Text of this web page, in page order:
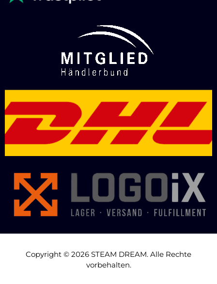
Copyright © 2026 STEAM DREAM. Alle Rechte
vorbehalten.